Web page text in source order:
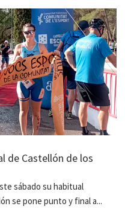
de Castellón de los
sábado su habitual
se pone punto y final a...